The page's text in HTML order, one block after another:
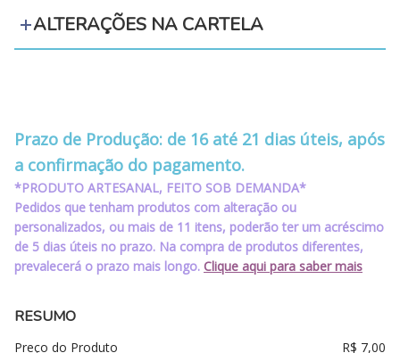
ALTERAÇÕES NA CARTELA
Prazo de Produção: de 16 até 21 dias úteis, após
a confirmação do pagamento.
*PRODUTO ARTESANAL, FEITO SOB DEMANDA*
Pedidos que tenham produtos com alteração ou
personalizados, ou mais de 11 itens, poderão ter um acréscimo
de 5 dias úteis no prazo. Na compra de produtos diferentes,
prevalecerá o prazo mais longo. Clique aqui para saber mais
RESUMO
Preço do Produto R$ 7,00